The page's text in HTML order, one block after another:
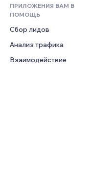
Погода
Графики и таблицы
Управление отношениями с
клиентом (CRM)
ПРИЛОЖЕНИЯ ВАМ В
ПОМОЩЬ
Сбор лидов
Анализ трафика
Взаимодействие